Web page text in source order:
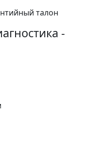
талон
-